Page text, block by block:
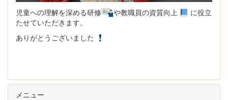
児童への理解を深める研修 や教職員の資質向上
に役立
たせていただきます。
ありがとうございました
メニュー